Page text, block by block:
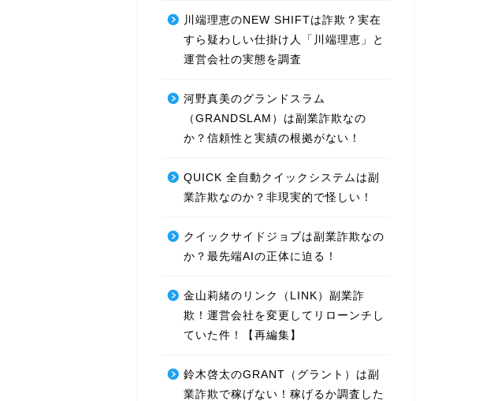
川端理恵のNEW SHIFTは詐欺？実在
すら疑わしい仕掛け人「川端理恵」と
運営会社の実態を調査
河野真美のグランドスラム
（GRANDSLAM）は副業詐欺なの
か？信頼性と実績の根拠がない！
QUICK 全自動クイックシステムは副
業詐欺なのか？非現実的で怪しい！
クイックサイドジョブは副業詐欺なの
か？最先端AIの正体に迫る！
金山莉緒のリンク（LINK）副業詐
欺！運営会社を変更してリローンチし
ていた件！【再編集】
鈴木啓太のGRANT（グラント）は副
業詐欺で稼げない！稼げるか調査した